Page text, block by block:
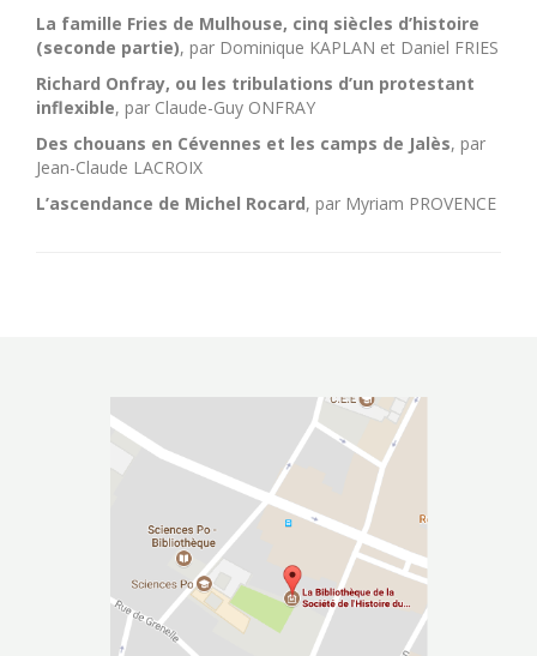
La famille Fries de Mulhouse, cinq siècles d’histoire
(seconde partie), par Dominique KAPLAN et Daniel FRIES
Richard Onfray, ou les tribulations d’un protestant
inflexible, par Claude-Guy ONFRAY
Des chouans en Cévennes et les camps de Jalès, par
Jean-Claude LACROIX
L’ascendance de Michel Rocard, par Myriam PROVENCE